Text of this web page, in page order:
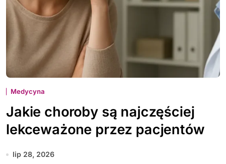
Medycyna
Jakie choroby są najczęściej
lekceważone przez pacjentów
lip 28, 2026